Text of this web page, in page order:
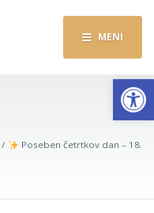
MENI
Poseben četrtkov dan – 18.